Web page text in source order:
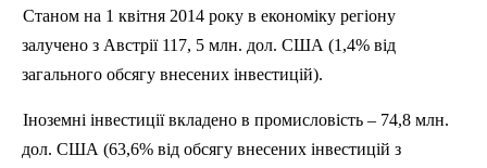
Станом на 1 квітня 2014 року в економіку регіону
залучено з Австрії117, 5 млн. дол. США (1,4% від
загального обсягу внесених інвестицій).
Іноземні інвестиції вкладено в промисловість – 74,8 млн.
дол. США (63,6% від обсягу внесених інвестицій з